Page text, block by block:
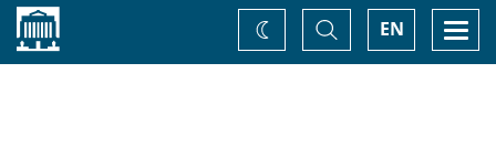
Accueil EN
Basculer
la
recherche
Changez
de